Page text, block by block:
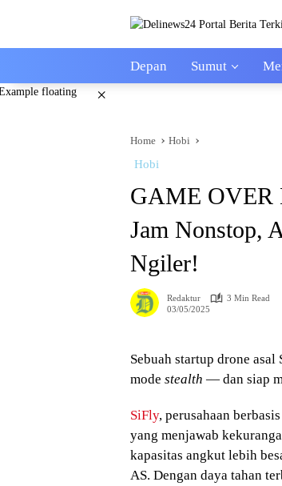
Depan Sumut
×
Home Hobi
Hobi
GAME OVER
Jam Nonstop,
Ngiler!
Redaktur
3 Min Read
03/05/2025
Sebuah startup drone
mode stealth — dan siap
SiFly, perusahaan
yang menjawab
kapasitas angkut lebih
AS. Dengan daya tahan